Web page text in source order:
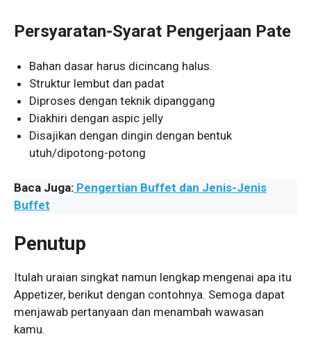
Persyaratan-Syarat Pengerjaan Pate
Bahan dasar harus dicincang halus.
Struktur lembut dan padat
Diproses dengan teknik dipanggang
Diakhiri dengan aspic jelly
Disajikan dengan dingin dengan bentuk
utuh/dipotong-potong
Baca Juga: Pengertian Buffet dan Jenis-Jenis
Buffet
Penutup
Itulah uraian singkat namun lengkap mengenai apa itu
Appetizer, berikut dengan contohnya. Semoga dapat
menjawab pertanyaan dan menambah wawasan
kamu.